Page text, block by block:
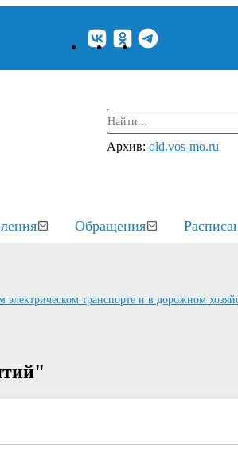
Архив: old.vos-mo.ru
Обращения
транспорте и в дорожном